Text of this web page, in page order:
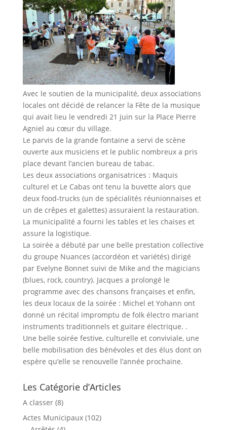
Avec le soutien de la municipalité, deux associations
locales ont décidé de relancer la Fête de la musique
qui avait lieu le vendredi 21 juin sur la Place Pierre
Agniel au cœur du village.
Le parvis de la grande fontaine a servi de scène
ouverte aux musiciens et le public nombreux a pris
place devant l’ancien bureau de tabac.
Les deux associations organisatrices : Maquis
culturel et Le Cabas ont tenu la buvette alors que
deux food-trucks (un de spécialités réunionnaises et
un de crêpes et galettes) assuraient la restauration.
La municipalité a fourni les tables et les chaises et
assure la logistique.
La soirée a débuté par une belle prestation collective
du groupe Nuances (accordéon et variétés) dirigé
par Evelyne Bonnet suivi de Mike and the magicians
(blues, rock, country). Jacques a prolongé le
programme avec des chansons françaises et enfin,
les deux locaux de la soirée : Michel et Yohann ont
donné un récital impromptu de folk électro mariant
instruments traditionnels et guitare électrique. .
Une belle soirée festive, culturelle et conviviale, une
belle mobilisation des bénévoles et des élus dont on
espère qu’elle se renouvelle l’année prochaine.
Les Catégorie d’Articles
A classer(8)
Actes Municipaux(102)